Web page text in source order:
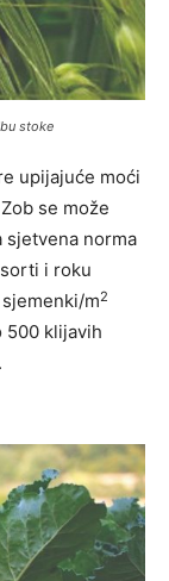
stoke
upijajuće moći
se može
sjetvena norma
i roku
m2
500 klijavih